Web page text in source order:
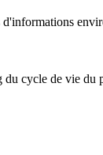
du cycle de vie du